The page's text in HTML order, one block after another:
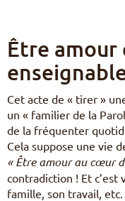
Être
Cet acte de « tirer »
un « familier de la
de la fréquenter
Cela suppose une vie
« Être amour au cœur
contradiction ! Et c’est
famille, son travail, etc.